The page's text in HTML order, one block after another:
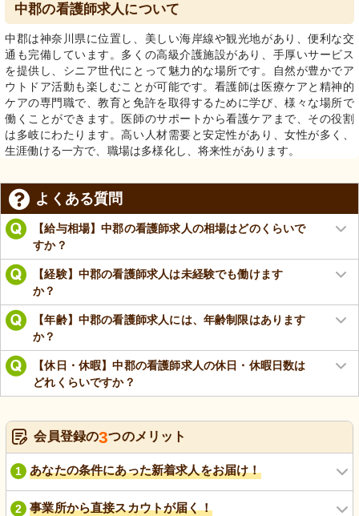
中郡の看護師求人について
中郡は神奈川県に位置し、美しい海岸線や観光地があり、便利な交
通も完備しています。多くの高級介護施設があり、手厚いサービス
を提供し、シニア世代にとって魅力的な場所です。自然が豊かでア
ウトドア活動も楽しむことが可能です。看護師は医療ケアと精神的
ケアの専門職で、教育と免許を取得するために学び、様々な場所で
働くことができます。医師のサポートから看護ケアまで、その役割
は多岐にわたります。高い人材需要と安定性があり、女性が多く、
生涯働ける一方で、職場は多様化し、将来性があります。
よくある質問
【給与相場】中郡の看護師求人の相場はどのくらいで
すか？
【経験】中郡の看護師求人は未経験でも働けます
か？
【年齢】中郡の看護師求人には、年齢制限はあります
か？
【休日・休暇】中郡の看護師求人の休日・休暇日数は
どれくらいですか？
会員登録の3つのメリット
1 あなたの条件にあった新着求人をお届け！
2 事業所から直接スカウトが届く！